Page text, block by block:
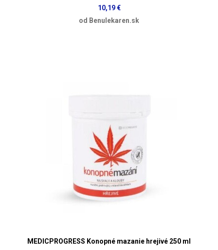
10,19 €
od Benulekaren.sk
MEDICPROGRESS Konopné mazanie hrejivé 250 ml